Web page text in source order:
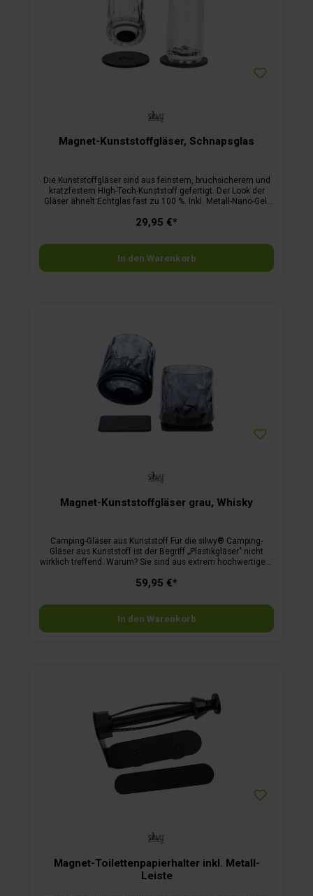
Magnet-Kunststoffgläser, Schnapsglas
Die Kunststoffgläser sind aus feinstem, bruchsicherem und
kratzfestem High-Tech-Kunststoff gefertigt. Der Look der
Gläser ähnelt Echtglas fast zu 100 %. Inkl. Metall-Nano-Gel-
29,95 €*
In den Warenkorb
Magnet-Kunststoffgläser grau, Whisky
Camping-Gläser aus Kunststoff Für die silwy® Camping-
Gläser aus Kunststoff ist der Begriff „Plastikgläser" nicht
wirklich treffend. Warum? Sie sind aus extrem hochwertigem
Plastikgläsern nur wenig gemeinsam. Die Kunststoffgläser
Tisch stehen, werden Sie sie für Trinkgläser aus Kristallglas
halten. Wie das funktioniert? Die Kunststoffgläser sind aus
feinstem, bruchsicherem und kratzfestem High-Tech-
Kunststoff gefertigt. Dadurch sind sie erstens nahezu
Kunststoffgläser: Falls Ihnen doch einmal eines herunterfällt,
passiert absolut nichts. Keine Scherben, keine
Verletzungsgefahr – höchstens ein wenig vergossene
Flüssigkeit. Diese können Sie schnell aufwischen und weiter
geht es.
59,95 €*
In den Warenkorb
Magnet-Toilettenpapierhalter inkl. Metall-
Leiste